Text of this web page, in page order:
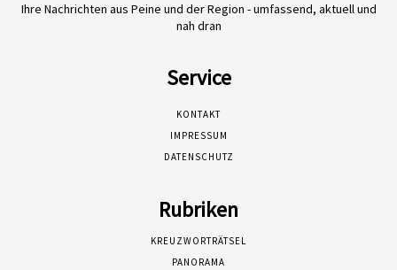
Ihre Nachrichten aus Peine und der Region - umfassend, aktuell und
nah dran
Service
KONTAKT
IMPRESSUM
DATENSCHUTZ
Rubriken
KREUZWORTRÄTSEL
PANORAMA